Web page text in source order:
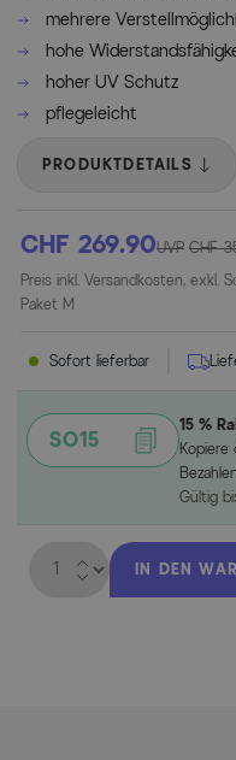
mehrere
hohe
hoher UV Schutz
pflegeleicht
PRODUKTDETAILS
CHF 269.90UVP CHF
Preis inkl. Versandkosten, exkl.
Paket M
Sofort lieferbar
SO15
15 %
Kopiere
Gültig
IN DEN